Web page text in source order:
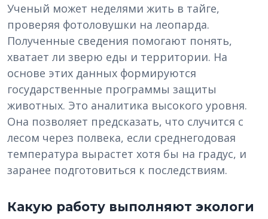
Ученый может неделями жить в тайге,
проверяя фотоловушки на леопарда.
Полученные сведения помогают понять,
хватает ли зверю еды и территории. На
основе этих данных формируются
государственные программы защиты
животных. Это аналитика высокого уровня.
Она позволяет предсказать, что случится с
лесом через полвека, если среднегодовая
температура вырастет хотя бы на градус, и
заранее подготовиться к последствиям.
Какую работу выполняют экологи